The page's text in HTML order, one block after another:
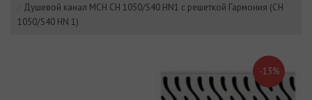
Душевой канал MCH CH 1050/S40 HN1 с решеткой Гармония (CH
1050/S40 HN 1)
-13%